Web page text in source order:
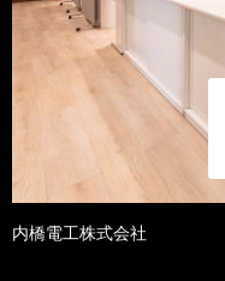
内橋電工株式会社